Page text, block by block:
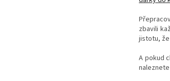
zbavili
jistotu, že
A pokud